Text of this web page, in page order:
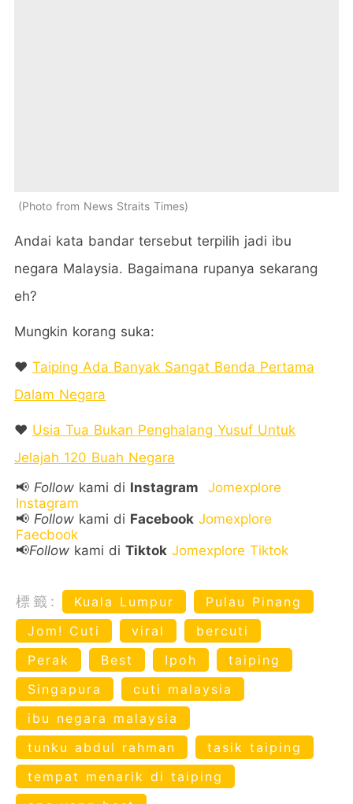
Photo from News Straits Times
Andai kata bandar tersebut terpilih jadi ibu
negara Malaysia. Bagaimana rupanya sekarang
eh?
Mungkin korang suka:
❤️ Taiping Ada Banyak Sangat Benda Pertama
Dalam Negara
❤️ Usia Tua Bukan Penghalang Yusuf Untuk
Jelajah 120 Buah Negara
📢 Follow kami di Instagram
Jomexplore
Instagram
📢 Follow kami di Facebook Jomexplore
Faecbook
📢Follow kami di Tiktok Jomexplore Tiktok
標籤: Kuala Lumpur
Pulau Pinang
Jom! Cuti
viral
bercuti
Perak
Best Ipoh
taiping
Singapura
cuti malaysia
ibu negara malaysia
tunku abdul rahman
tasik taiping
tempat menarik di taiping